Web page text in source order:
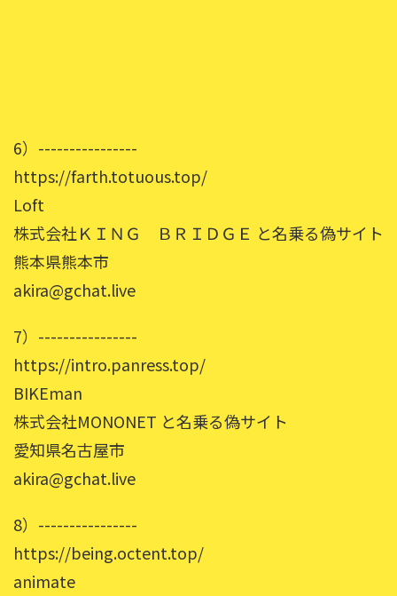
6）----------------
https://farth.totuous.top/
Loft
株式会社ＫＩＮＧ ＢＲＩＤＧＥ と名乗る偽サイト
熊本県熊本市
akira@gchat.live
7）----------------
https://intro.panress.top/
BIKEman
株式会社MONONET と名乗る偽サイト
愛知県名古屋市
akira@gchat.live
8）----------------
https://being.octent.top/
animate